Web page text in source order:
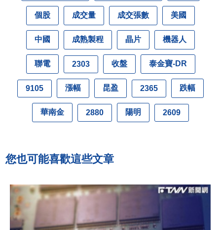
個股 成交量 成交張數 美國
中國 成熟製程 晶片 機器人
聯電 2303 收盤 泰金寶-DR
9105 漲幅 昆盈 2365 跌幅
華南金 2880 陽明 2609
您也可能喜歡這些文章